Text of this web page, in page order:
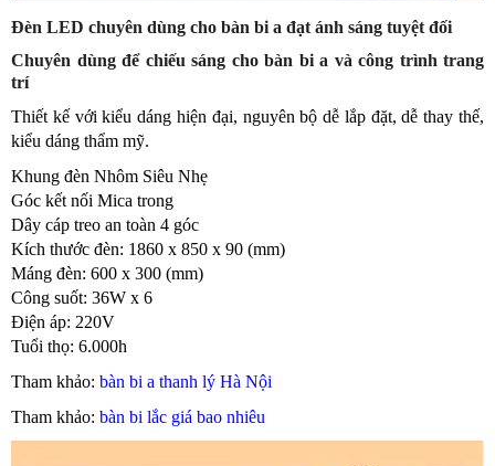
Đèn LED chuyên dùng cho bàn bi a đạt ánh sáng tuyệt đối
Chuyên dùng để chiếu sáng cho bàn bi a và công trình trang
trí
Thiết kế với kiểu dáng hiện đại, nguyên bộ dễ lắp đặt, dễ thay thế,
kiểu dáng thẩm mỹ.
Khung đèn Nhôm Siêu Nhẹ
Góc kết nối Mica trong
Dây cáp treo an toàn 4 góc
Kích thước đèn: 1860 x 850 x 90 (mm)
Máng đèn: 600 x 300 (mm)
Công suốt: 36W x 6
Điện áp: 220V
Tuổi thọ: 6.000h
Tham khảo: bàn bi a thanh lý Hà Nội
Tham khảo: bàn bi lắc giá bao nhiêu